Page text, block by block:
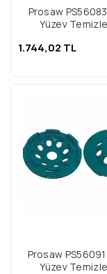
Prosaw
Yüzey
1.744,02 TL
Prosaw
Yüzey